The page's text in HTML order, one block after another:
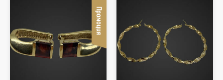
Промоция